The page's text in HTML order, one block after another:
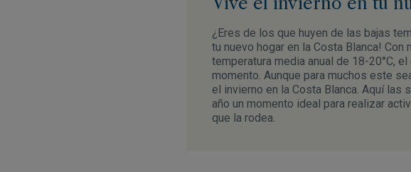
¿Eres de los que huyen de las bajas
tu nuevo hogar en la Costa Blanca!
temperatura media anual de 18-20°C,
momento. Aunque para muchos este
el invierno en la Costa Blanca. Aquí
año un momento ideal para realizar
que la rodea.